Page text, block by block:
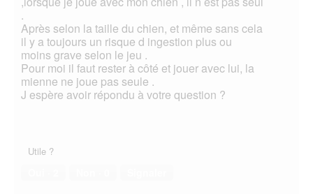
.
Après selon la taille du chien, et même sans cela
il y a toujours un risque d ingestion plus ou
moins grave selon le jeu .
Pour moi il faut rester à côté et jouer avec lui, la
mienne ne joue pas seule .
J espère avoir répondu à votre question ?
Utile ?